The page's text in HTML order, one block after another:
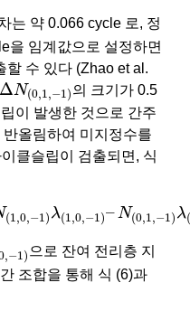
는 약 0.066 cycle 로, 정
을 임계값으로 설정하면
할 수 있다 (Zhao et al.
ΔN(0,1,−1)
ΔN(0 1, 1)
의 크기가 0.5
이 발생한 것으로 간주
올림하여 미지정수를
클슬립이 검출되면, 식
(1,0,−1)λ(1,0,−1)–N(0,1,−1)λ(
( 1 1) 1
,−1)
1)
으로 잔여 전리층 지
조합을 통해 식 (6)과